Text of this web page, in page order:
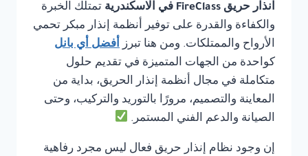
انذار حريق FireClass في الاسكندرية
تمتلك الخبرة
والكفاءة والقدرة على توفير أنظمة إنذار مبكر تحمي
الأرواح والممتلكات. ومن هنا تبرز أفضل أي بانل
كواحدة من الجهات المتميزة في تقديم حلول
متكاملة في مجال أنظمة إنذار الحريق، بداية من
المعاينة والتصميم، مرورًا بالتوريد والتركيب، وحتى
الصيانة والدعم الفني المستمر.
إن وجود نظام إنذار حريق فعال ليس مجرد رفاهية